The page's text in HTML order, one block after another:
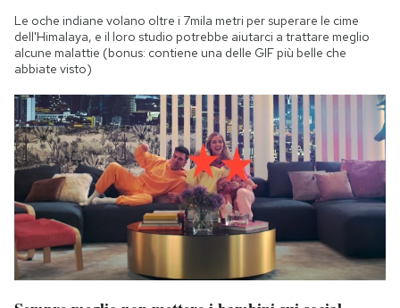
Le oche indiane volano oltre i 7mila metri per superare le cime
dell'Himalaya, e il loro studio potrebbe aiutarci a trattare meglio
alcune malattie (bonus: contiene una delle GIF più belle che
abbiate visto)